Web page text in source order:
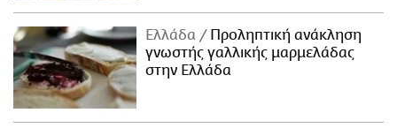
Ελλάδα
Προληπτική ανάκληση
γνωστής γαλλικής μαρμελάδας
στην Ελλάδα